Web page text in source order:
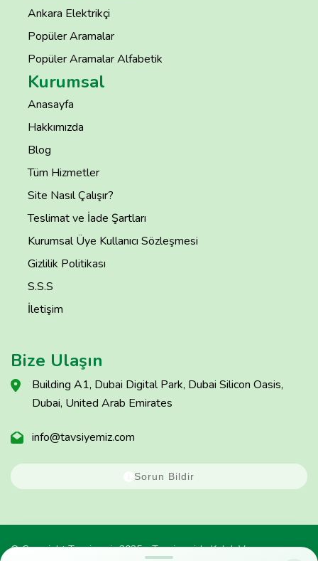
Ankara Elektrikçi
Popüler Aramalar
Popüler Aramalar Alfabetik
Kurumsal
Anasayfa
Hakkımızda
Blog
Tüm Hizmetler
Site Nasıl Çalışır?
Teslimat ve İade Şartları
Kurumsal Üye Kullanıcı Sözleşmesi
Gizlilik Politikası
S.S.S
İletişim
Bize Ulaşın
Building A1, Dubai Digital Park, Dubai Silicon Oasis,
Dubai, United Arab Emirates
info@tavsiyemiz.com
Sorun Bildir
© Copyright Tavsiyemiz 2025 - Tavsiyemiz'e Kulak Ver